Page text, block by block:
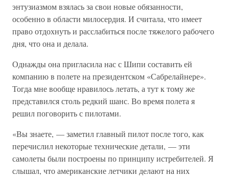
энтузиазмом взялась за свои новые обязанности,
особенно в области милосердия. И считала, что имеет
право отдохнуть и расслабиться после тяжелого рабочего
дня, что она и делала.
Однажды она пригласила нас с Шипи составить ей
компанию в полете на президентском «Сабрелайнере».
Тогда мне вообще нравилось летать, а тут к тому же
представился столь редкий шанс. Во время полета я
решил поговорить с пилотами.
«Вы знаете, — заметил главный пилот после того, как
перечислил некоторые технические детали, — эти
самолеты были построены по принципу истребителей. Я
слышал, что американские летчики делают на них